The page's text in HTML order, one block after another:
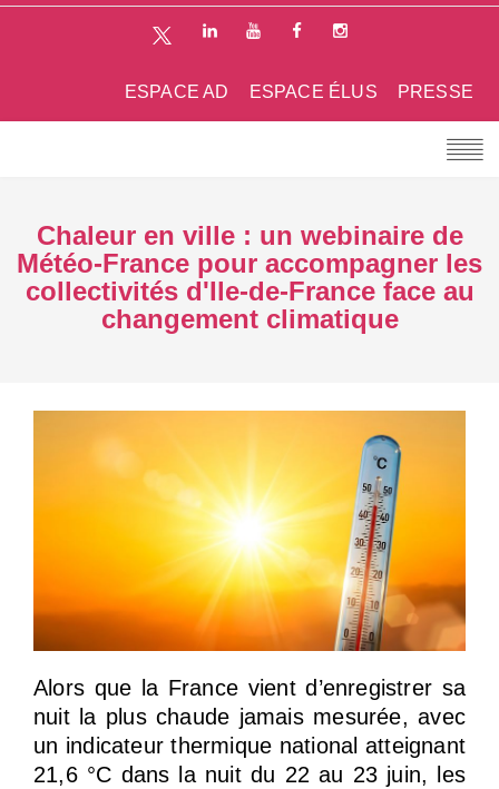
PRESSE
ESPACE ÉLUS
ESPACE AD
Chaleur en ville : un webinaire de
Météo-France pour accompagner les
collectivités d'Ile-de-France face au
changement climatique
Alors que la France vient d’enregistrer sa
nuit la plus chaude jamais mesurée, avec
un indicateur thermique national atteignant
21,6 °C dans la nuit du 22 au 23 juin, les